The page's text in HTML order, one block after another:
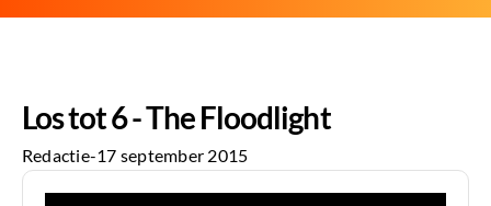
Los tot 6 - The Floodlight
Redactie-17 september 2015